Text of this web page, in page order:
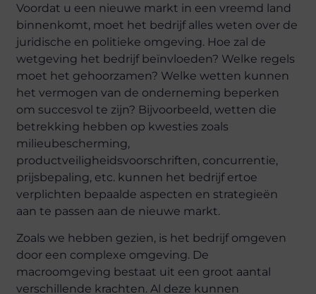
Voordat u een nieuwe markt in een vreemd land
binnenkomt, moet het bedrijf alles weten over de
juridische en politieke omgeving. Hoe zal de
wetgeving het bedrijf beïnvloeden? Welke regels
moet het gehoorzamen? Welke wetten kunnen
het vermogen van de onderneming beperken
om succesvol te zijn? Bijvoorbeeld, wetten die
betrekking hebben op kwesties zoals
milieubescherming,
productveiligheidsvoorschriften, concurrentie,
prijsbepaling, etc. kunnen het bedrijf ertoe
verplichten bepaalde aspecten en strategieën
aan te passen aan de nieuwe markt.
Zoals we hebben gezien, is het bedrijf omgeven
door een complexe omgeving. De
macroomgeving bestaat uit een groot aantal
verschillende krachten. Al deze kunnen